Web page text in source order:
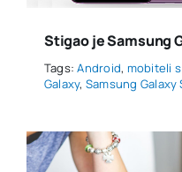
Stigao je Samsung
Tags:Android, mobiteli
Galaxy, Samsung Galaxy